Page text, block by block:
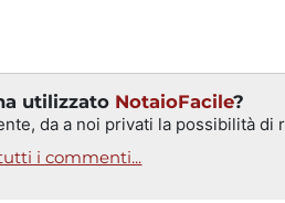
utilizzato NotaioFacile?
da a noi privati la possibilità di
i commenti...